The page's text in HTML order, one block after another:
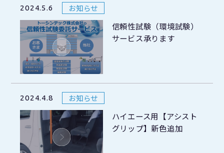
2024.5.6 お知らせ
信頼性試験（環境試験）
サービス承ります
2024.4.8 お知らせ
ハイエース用【アシスト
グリップ】新色追加